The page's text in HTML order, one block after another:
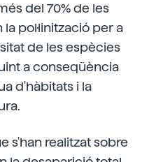
del 70% de les
pol·linització per a
de les espècies
a conseqüència
d'hàbitats i la
s'han realitzat sobre